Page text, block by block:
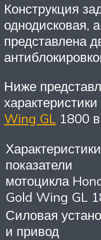
Конструкция
однодисковая,
представлена
Ниже
характеристики
Wing GL 1800
показатели
мотоцикла
Gold Wing GL
Силовая
и привод